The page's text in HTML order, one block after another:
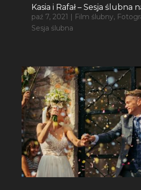
Kasia i Rafał – Sesja ślubna
paź 7, 2021 Film ślubny,
Sesja ślubna